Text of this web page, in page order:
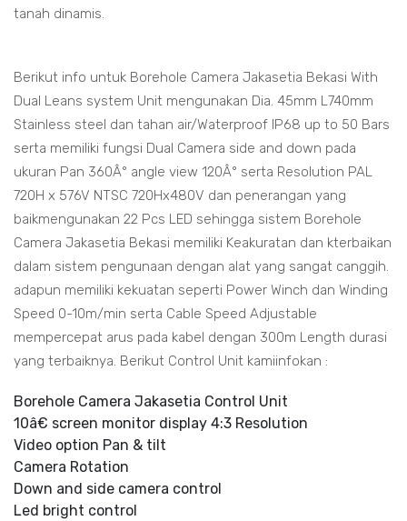
tanah dinamis.
Berikut info untuk Borehole Camera Jakasetia Bekasi With
Dual Leans system Unit mengunakan Dia. 45mm L740mm
Stainless steel dan tahan air/Waterproof IP68 up to 50 Bars
serta memiliki fungsi Dual Camera side and down pada
ukuran Pan 360Â° angle view 120Â° serta Resolution PAL
720H x 576V NTSC 720Hx480V dan penerangan yang
baikmengunakan 22 Pcs LED sehingga sistem Borehole
Camera Jakasetia Bekasi memiliki Keakuratan dan kterbaikan
dalam sistem pengunaan dengan alat yang sangat canggih.
adapun memiliki kekuatan seperti Power Winch dan Winding
Speed 0-10m/min serta Cable Speed Adjustable
mempercepat arus pada kabel dengan 300m Length durasi
yang terbaiknya. Berikut Control Unit kamiinfokan :
Borehole Camera Jakasetia Control Unit
10â€ screen monitor display 4:3 Resolution
Video option Pan & tilt
Camera Rotation
Down and side camera control
Led bright control